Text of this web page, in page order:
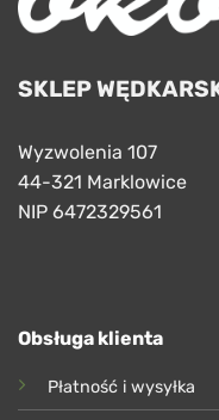
SKLEP
Wyzwolenia 107
44-321 Marklowice
NIP 6472329561
Obsługa klienta
Płatność i wysyłka